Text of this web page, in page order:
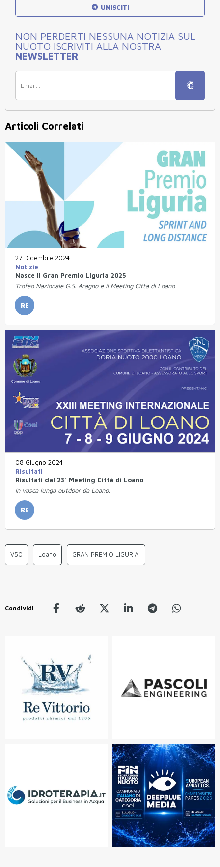
UNISCITI
NON PERDERTI NESSUNA NOTIZIA SUL
NUOTO ISCRIVITI ALLA NOSTRA
NEWSLETTER
Articoli Correlati
27 Dicembre 2024
Notizie
Nasce il Gran Premio Liguria 2025
Trofeo Nazionale G.S. Aragno e il Meeting Città di Loano
RE
08 Giugno 2024
Risultati
Risultati dal 23° Meeting Città di Loano
In vasca lunga outdoor da Loano.
RE
V50 Loano GRAN PREMIO LIGURIA.
Condividi